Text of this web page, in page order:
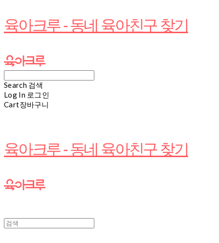
육아크루 - 동네 육아친구 찾기
Search 검색
Log In 로그인
Cart장바구니
육아크루 - 동네 육아친구 찾기